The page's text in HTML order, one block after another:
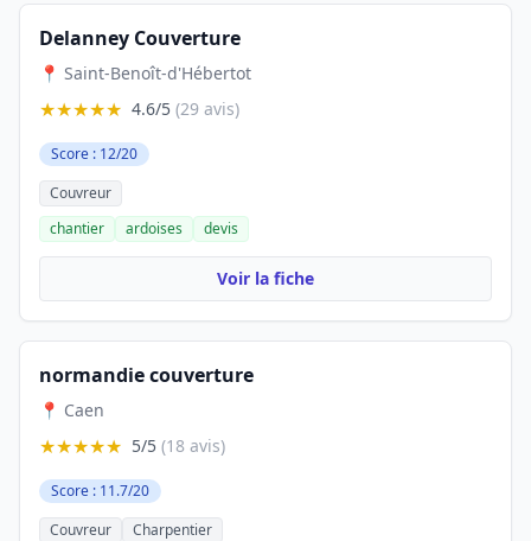
Delanney Couverture
📍 Saint-Benoît-d'Hébertot
★★★★★ 4.6/5 (29 avis)
Score : 12/20
Couvreur
chantier
ardoises devis
Voir la fiche
normandie couverture
📍 Caen
★★★★★ 5/5 (18 avis)
Score : 11.7/20
Couvreur
Charpentier